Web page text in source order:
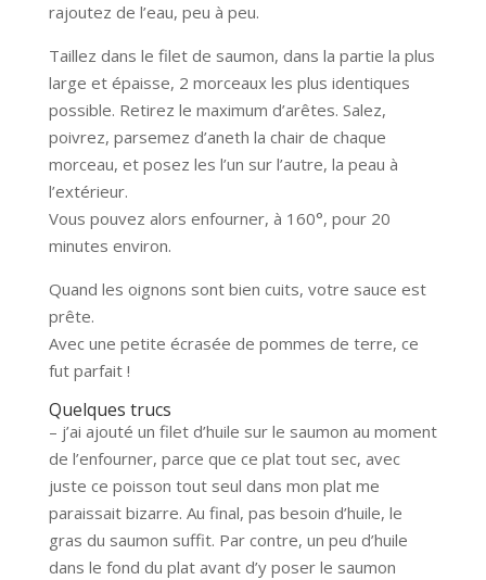
rajoutez de l’eau, peu à peu.
Taillez dans le filet de saumon, dans la partie la plus
large et épaisse, 2 morceaux les plus identiques
possible. Retirez le maximum d’arêtes. Salez,
poivrez, parsemez d’aneth la chair de chaque
morceau, et posez les l’un sur l’autre, la peau à
l’extérieur.
Vous pouvez alors enfourner, à 160°, pour 20
minutes environ.
Quand les oignons sont bien cuits, votre sauce est
prête.
Avec une petite écrasée de pommes de terre, ce
fut parfait !
Quelques trucs
– j’ai ajouté un filet d’huile sur le saumon au moment
de l’enfourner, parce que ce plat tout sec, avec
juste ce poisson tout seul dans mon plat me
paraissait bizarre. Au final, pas besoin d’huile, le
gras du saumon suffit. Par contre, un peu d’huile
dans le fond du plat avant d’y poser le saumon